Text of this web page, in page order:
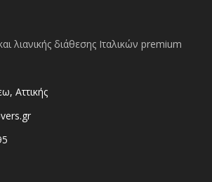
λιανικής διάθεσης Ιταλικών premium
Αττικής